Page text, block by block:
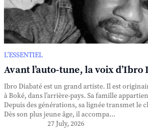
L’ESSENTIEL
Avant l’auto-tune, la voix d’Ibro
Ibro Diabaté est un grand artiste. Il est
à Boké, dans l’arrière-pays. Sa famille
Depuis des générations, sa lignée transmet le
Dès son plus jeune âge, il accompa...
27 July, 2026